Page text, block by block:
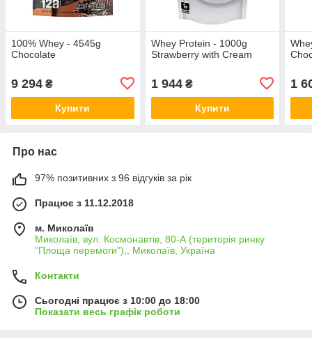
100% Whey - 4545g
Chocolate
9 294 ₴
Купити
Whey Protein - 1000g
Strawberry with Cream
1 944₴
Купити
1
Про нас
97% позитивних з 96 відгуків за рік
Працює з 11.12.2018
м. Миколаїв
Миколаїв, вул. Космонавтів, 80-А (територія ринку
"Площа перемоги"),, Миколаїв, Україна
Контакти
Сьогодні працює з 10:00 до 18:00
Показати весь графік роботи